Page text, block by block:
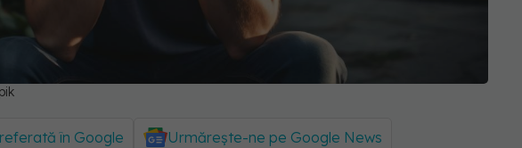
în Google Urmărește-ne pe Google News